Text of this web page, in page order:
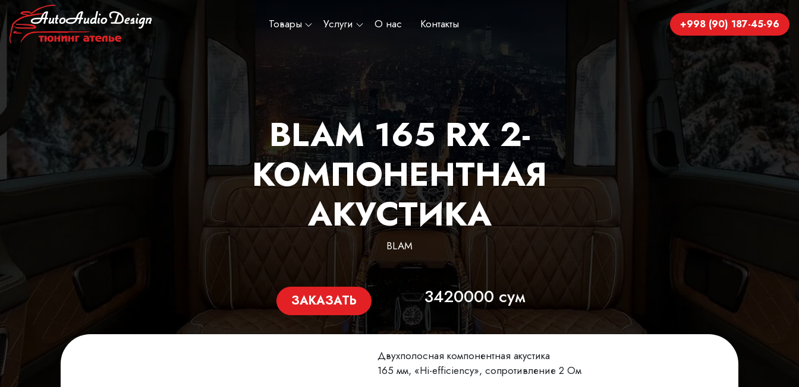
Товары Услуги О нас Контакты +998 (90) 187-45-96
BLAM 165 RX 2-
КОМПОНЕНТНАЯ
АКУСТИКА
BLAM
ЗАКАЗАТЬ 3420000 сум
Двухполосная компонентная акустика
165 мм, «Hi-efficiency», сопротивление 2 Ом